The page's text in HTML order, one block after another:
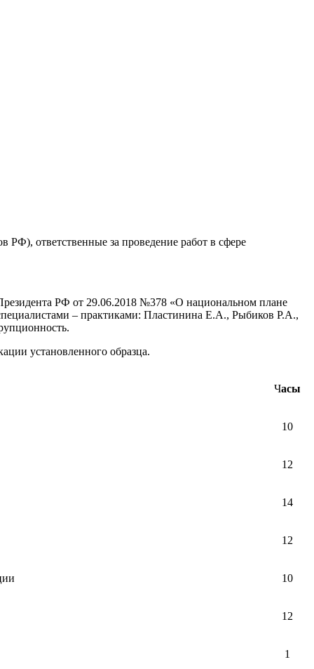
РФ), ответственные за проведение работ в сфере
РФ от 29.06.2018 №378 «О национальном плане
– практиками: Пластинина Е.А., Рыбиков Р.А.,
установленного образца.
Часы
10
12
14
12
10
12
1